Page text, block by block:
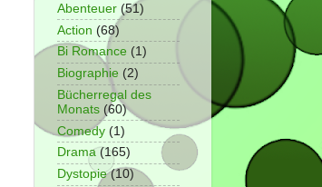
Abenteuer (51)
Action (68)
Bi Romance (1)
Biographie (2)
Bücherregal des
Monats (60)
Comedy (1)
Drama (165)
Dystopie (10)